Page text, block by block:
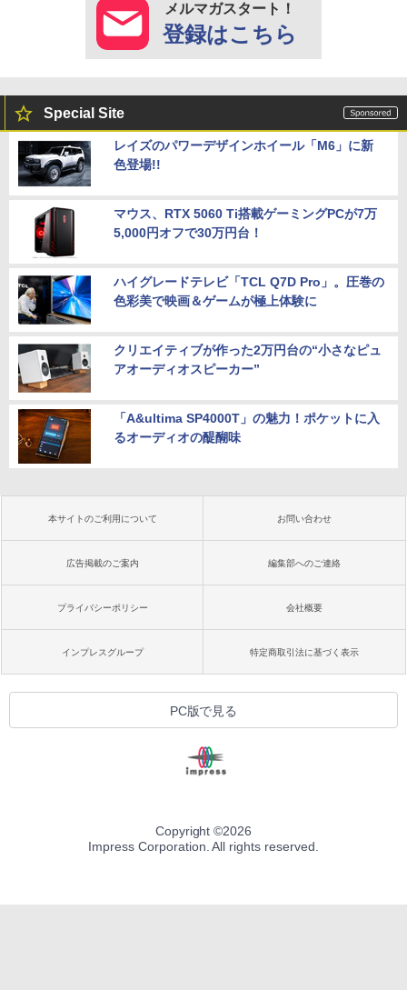
メルマガスタート！
登録はこちら
Special Site
レイズのパワーデザインホイール「M6」に新
色登場!!
マウス、RTX 5060 Ti搭載ゲーミングPCが7万
5,000円オフで30万円台！
ハイグレードテレビ「TCL Q7D Pro」。圧巻の
色彩美で映画＆ゲームが極上体験に
クリエイティブが作った2万円台の“小さなピュ
アオーディオスピーカー”
「A&ultima SP4000T」の魅力！ポケットに入
るオーディオの醍醐味
本サイトのご利用について お問い合わせ
広告掲載のご案内 編集部へのご連絡
プライバシーポリシー 会社概要
インプレスグループ 特定商取引法に基づく表示
PC版で見る
Copyright ©2026
Impress Corporation. All rights reserved.